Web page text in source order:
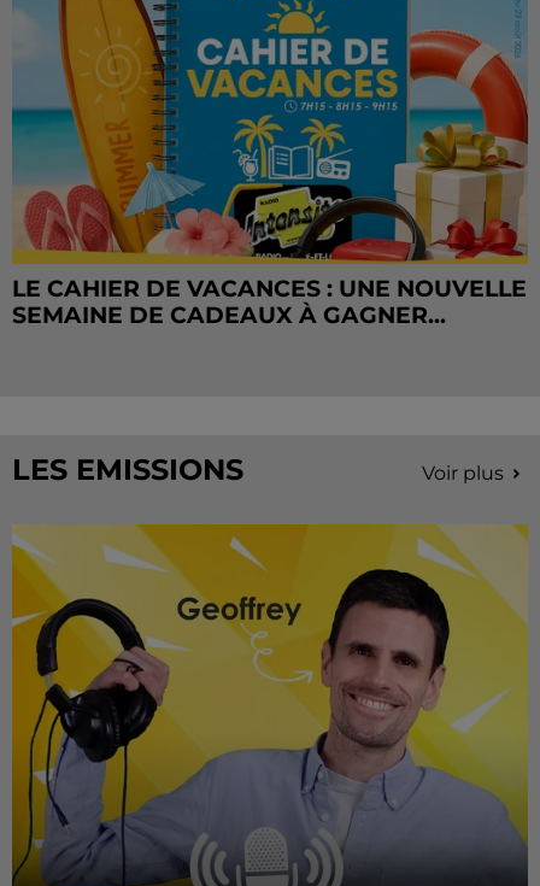
LE CAHIER DE VACANCES : UNE NOUVELLE
SEMAINE DE CADEAUX À GAGNER...
LES EMISSIONS Voir plus